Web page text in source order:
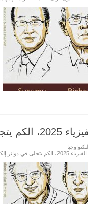
بحجم اليد
بحجم اليد مغلقة